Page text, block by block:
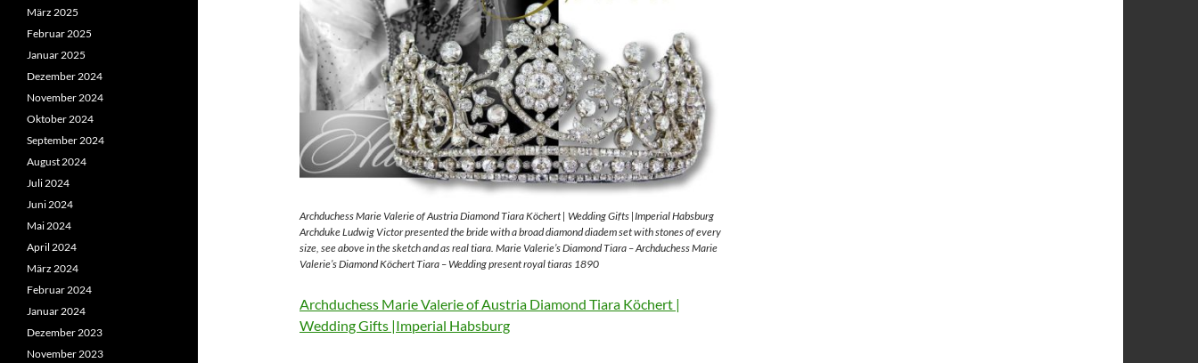
Archduchess Marie Valerie of Austria Diamond Tiara Köchert | Wedding Gifts |Imperial Habsburg
Archduke Ludwig Victor presented the bride with a broad diamond diadem set with stones of every
size, see above in the sketch and as real tiara. Marie Valerie’s Diamond Tiara – Archduchess Marie
Valerie’s Diamond Köchert Tiara – Wedding present royal tiaras 1890
Archduchess Marie Valerie of Austria Diamond Tiara Köchert |
Wedding Gifts |Imperial Habsburg
März 2025
Februar 2025
Januar 2025
Dezember 2024
November 2024
Oktober 2024
September 2024
August 2024
Juli 2024
Juni 2024
Mai 2024
April 2024
März 2024
Februar 2024
Januar 2024
Dezember 2023
November 2023